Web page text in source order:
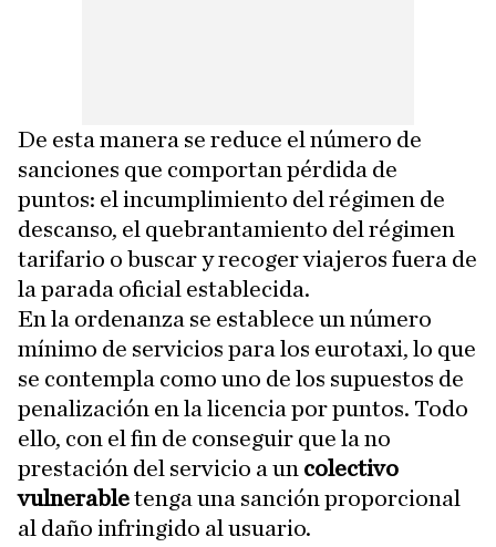
De esta manera se reduce el número de
sanciones que comportan pérdida de
puntos: el incumplimiento del régimen de
descanso, el quebrantamiento del régimen
tarifario o buscar y recoger viajeros fuera de
la parada oficial establecida.
En la ordenanza se establece un número
mínimo de servicios para los eurotaxi, lo que
se contempla como uno de los supuestos de
penalización en la licencia por puntos. Todo
ello, con el fin de conseguir que la no
prestación del servicio a un colectivo
vulnerabletenga una sanción proporcional
al daño infringido al usuario.